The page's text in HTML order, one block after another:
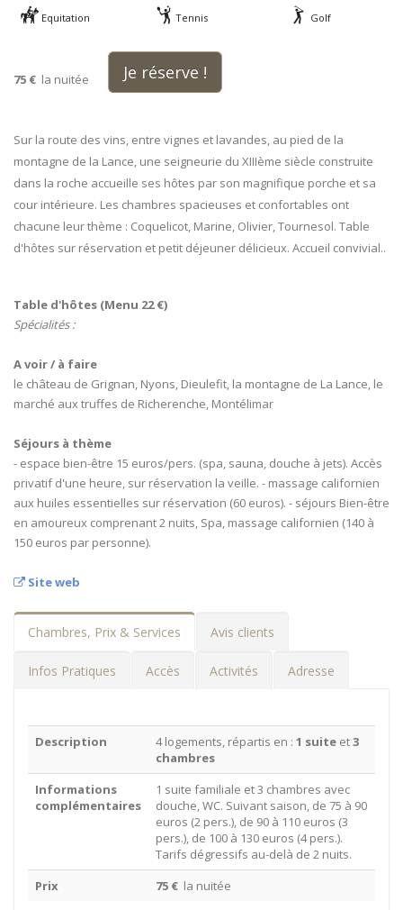
Equitation Tennis Golf
75 € la nuitée Je réserve !
Sur la route des vins, entre vignes et lavandes, au pied de la
montagne de la Lance, une seigneurie du XIIIème siècle construite
dans la roche accueille ses hôtes par son magnifique porche et sa
cour intérieure. Les chambres spacieuses et confortables ont
chacune leur thème : Coquelicot, Marine, Olivier, Tournesol. Table
d'hôtes sur réservation et petit déjeuner délicieux. Accueil convivial..
Table d'hôtes (Menu 22 €)
Spécialités :
A voir / à faire
le château de Grignan, Nyons, Dieulefit, la montagne de La Lance, le
marché aux truffes de Richerenche, Montélimar
Séjours à thème
- espace bien-être 15 euros/pers. (spa, sauna, douche à jets). Accès
privatif d'une heure, sur réservation la veille. - massage californien
aux huiles essentielles sur réservation (60 euros). - séjours Bien-être
en amoureux comprenant 2 nuits, Spa, massage californien (140 à
150 euros par personne).
Site web
Chambres, Prix & Services Avis clients
Infos Pratiques Accès Activités Adresse
Description 4 logements, répartis en : 1 suite et3
chambres
Informations
complémentaires
1 suite familiale et 3 chambres avec
douche, WC. Suivant saison, de 75 à 90
euros (2 pers.), de 90 à 110 euros (3
pers.), de 100 à 130 euros (4 pers.).
Tarifs dégressifs au-delà de 2 nuits.
Prix
75 € la nuitée